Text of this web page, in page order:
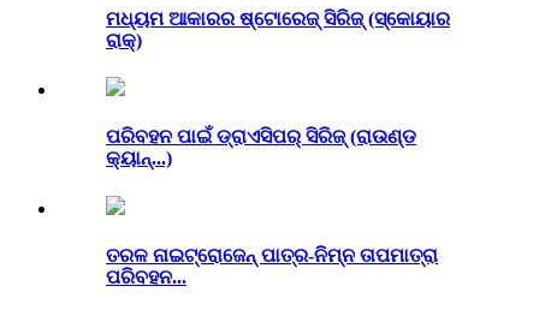
ମଧ୍ୟମ ଆକାରର ଷ୍ଟୋରେଜ୍ ସିରିଜ୍ (ସ୍କୋୟାର
ରାକ୍)
ପରିବହନ ପାଇଁ ଡ୍ରାଏସିପର୍ ସିରିଜ୍ (ରାଉଣ୍ଡ
କ୍ୟାନ୍...)
ତରଳ ନାଇଟ୍ରୋଜେନ୍ ପାତ୍ର-ନିମ୍ନ ତାପମାତ୍ରା
ପରିବହନ...